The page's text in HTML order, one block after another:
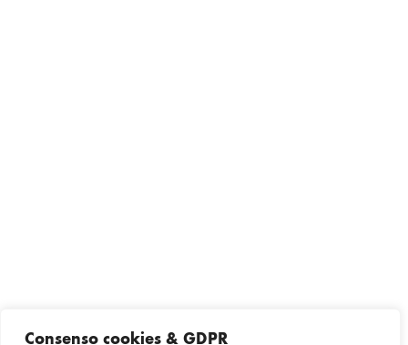
Consenso cookies & GDPR